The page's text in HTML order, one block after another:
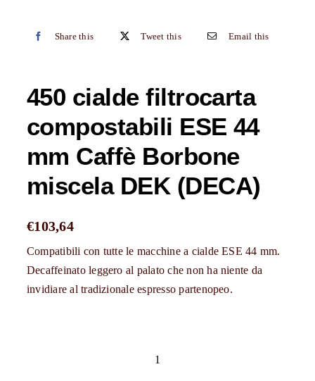
Share this Tweet this Email this
450 cialde filtrocarta
compostabili ESE 44
mm Caffè Borbone
miscela DEK (DECA)
€103,64
Compatibili con tutte le macchine a cialde ESE 44 mm.
Decaffeinato leggero al palato che non ha niente da
invidiare al tradizionale espresso partenopeo.